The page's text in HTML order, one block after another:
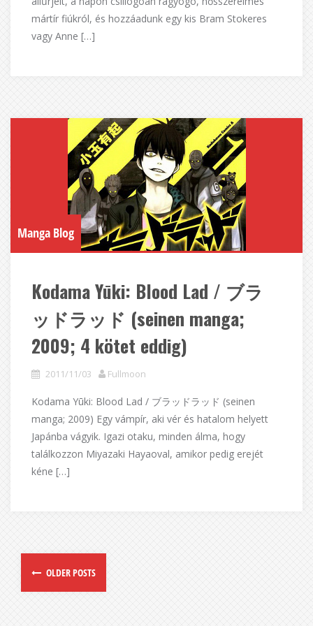
mártír fiúkról, és hozzáadunk egy kis Bram Stokeres
vagy Anne […]
Manga Blog
Kodama Yūki: Blood Lad / ブラ
ッドラッド (seinen manga;
2009; 4 kötet eddig)
2011/11/03 Fullmoon
Kodama Yūki: Blood Lad / ブラッドラッド (seinen
manga; 2009) Egy vámpír, aki vér és hatalom helyett
Japánba vágyik. Igazi otaku, minden álma, hogy
találkozzon Miyazaki Hayaoval, amikor pedig erejét
kéne […]
OLDER POSTS